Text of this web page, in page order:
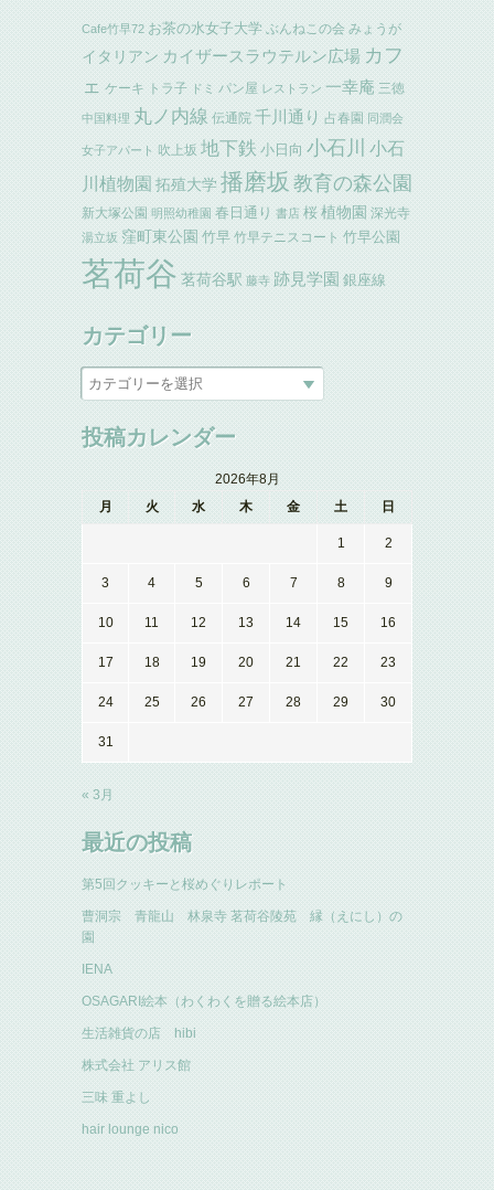
Cafe竹早72 お茶の水女子大学 ぶんねこの会 みょうが
イタリアン カイザースラウテルン広場 カフ
ェ ケーキ トラ子 ドミ パン屋 レストラン 一幸庵 三徳
中国料理 丸ノ内線 伝通院 千川通り 占春園 同潤会
女子アパート 吹上坂 地下鉄 小日向 小石川 小石
川植物園 拓殖大学 播磨坂 教育の森公園
新大塚公園 明照幼稚園 春日通り 書店 桜 植物園 深光寺
湯立坂 窪町東公園 竹早 竹早テニスコート 竹早公園
茗荷谷 茗荷谷駅 藤寺 跡見学園 銀座線
カテゴリー
投稿カレンダー
2026年8月
月
火 水 木 金 土 日
1 2
3 4 5 6 7 8 9
10 11 12 13 14 15 16
17 18 19 20 21 22 23
24 25 26 27 28 29 30
31
« 3月
最近の投稿
第5回クッキーと桜めぐりレポート
曹洞宗 青龍山 林泉寺 茗荷谷陵苑 縁（えにし）の
園
IENA
OSAGARI絵本（わくわくを贈る絵本店）
生活雑貨の店 hibi
株式会社 アリス館
三味 重よし
hair lounge nico